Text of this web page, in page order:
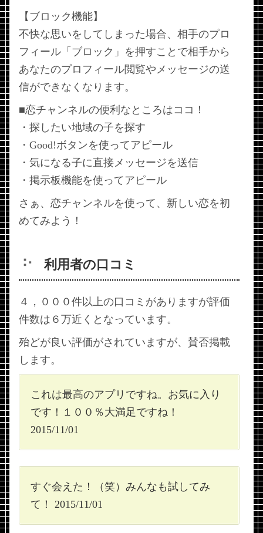
【ブロック機能】
不快な思いをしてしまった場合、相手のプロ
フィール「ブロック」を押すことで相手から
あなたのプロフィール閲覧やメッセージの送
信ができなくなります。
■恋チャンネルの便利なところはココ！
・探したい地域の子を探す
・Good!ボタンを使ってアピール
・気になる子に直接メッセージを送信
・掲示板機能を使ってアピール
さぁ、恋チャンネルを使って、新しい恋を初
めてみよう！
利用者の口コミ
４，０００件以上の口コミがありますが評価
件数は６万近くとなっています。
殆どが良い評価がされていますが、賛否掲載
します。
これは最高のアプリですね。お気に入り
です！１００％大満足ですね！
2015/11/01
すぐ会えた！（笑）みんなも試してみ
て！ 2015/11/01